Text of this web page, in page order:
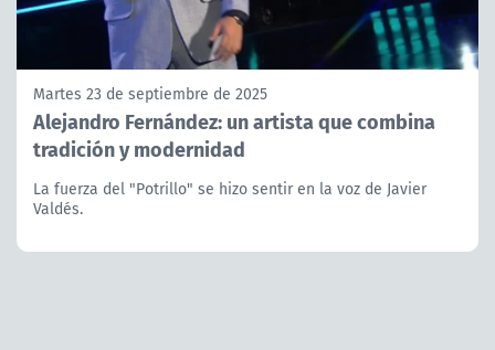
Martes 23 de septiembre de 2025
Alejandro Fernández: un artista que combina
tradición y modernidad
La fuerza del "Potrillo" se hizo sentir en la voz de Javier
Valdés.